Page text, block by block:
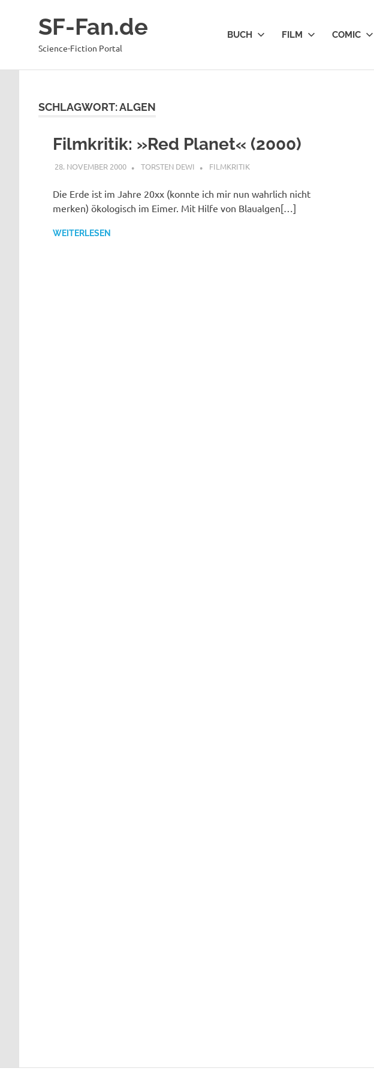
SF-Fan.de
Science-Fiction Portal
BUCH FILM COMIC
SCHLAGWORT:ALGEN
Filmkritik: »Red Planet« (2000)
28. NOVEMBER 2000 TORSTEN DEWI FILMKRITIK
Die Erde ist im Jahre 20xx (konnte ich mir nun wahrlich nicht
merken) ökologisch im Eimer. Mit Hilfe von Blaualgen[…]
WEITERLESEN